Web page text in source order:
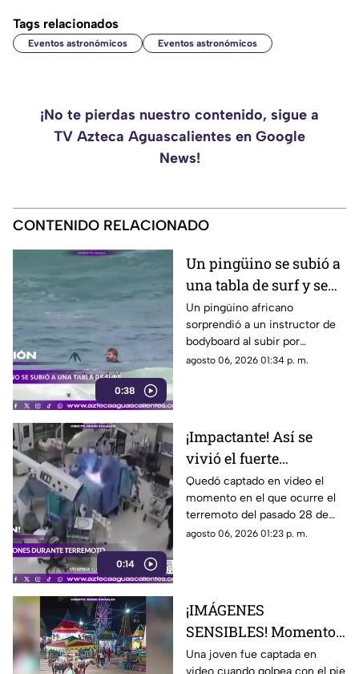
Tags relacionados
Eventos astronómicos Eventos astronómicos
¡No te pierdas nuestro contenido, sigue a
TV Azteca Aguascalientes en Google
News!
CONTENIDO RELACIONADO
0:38
Un pingüino se subió a
una tabla de surf y se
viraliza
Un pingüino africano
sorprendió a un instructor de
bodyboard al subir por
iniciativa propia a su tabla y
agosto 06, 2026 01:34 p. m.
0:14
¡Impactante! Así se
vivió el fuerte
terremoto en el
quirófano de un
hospital
Quedó captado en video el
momento en el que ocurre el
terremoto del pasado 28 de
julio en Japón al interior de un
agosto 06, 2026 01:23 p. m.
¡IMÁGENES
SENSIBLES! Momento
en el que mujer golpea
Una joven fue captada en